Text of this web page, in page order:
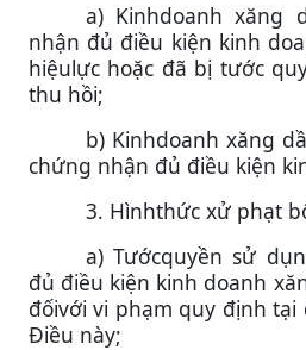
a) Kinhdoanh xăng
nhận đủ điều kiện kinh
hiệulực hoặc đã bị tước
thu hồi;
b) Kinhdoanh xăng
chứng nhận đủ điều kiện
3. Hìnhthức xử phạt
a) Tướcquyền sử
đủ điều kiện kinh doanh
đốivới vi phạm quy định tại
Điều này;